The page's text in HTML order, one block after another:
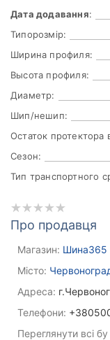
Дата додавання:
Типорозмір:
Ширина профиля:
Высота профиля:
Диаметр:
Шип/нешип:
Остаток протектора
Сезон:
Тип транспортного
Про продавця
Магазин: Шина365
Місто:
Адреса:
Телефони:
Переглянути всі